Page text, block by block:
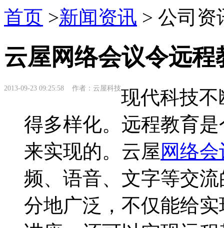
首页 >新闻资讯 > 公司资
云屋网络会议令远
2013-09-23 09:25:58 作者：云屋科技现代科技
得多样化。远程教育
来实现的。云屋 网络
频、语音、文字等交
分地广泛，不仅能给